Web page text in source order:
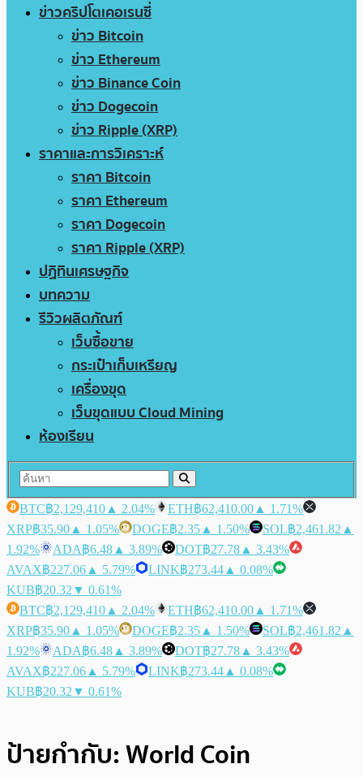
ข่าวคริปโตเคอเรนซี่
ข่าว Bitcoin
ข่าว Ethereum
ข่าว Binance Coin
ข่าว Dogecoin
ข่าว Ripple (XRP)
ราคาและการวิเคราะห์
ราคา Bitcoin
ราคา Ethereum
ราคา Dogecoin
ราคา Ripple (XRP)
ปฏิทินเศรษฐกิจ
บทความ
รีวิวผลิตภัณฑ์
เว็บซื้อขาย
กระเป๋าเก็บเหรียญ
เครื่องขุด
เว็บขุดแบบ Cloud Mining
ห้องเรียน
BTC฿2,129,410 ▲ 2.04% ETH฿62,410.00 ▲ 1.71%
XRP฿35.90 ▲ 1.05% DOGE฿2.35 ▲ 1.50% SOL฿2,461.82 ▲
1.92%
ADA฿6.48 ▲ 3.89% DOT฿27.78 ▲ 3.43%
AVAX฿227.06 ▲ 5.79% LINK฿273.44 ▲ 0.08%
KUB฿20.32 ▼ 0.61%
BTC฿2,129,410 ▲ 2.04% ETH฿62,410.00 ▲ 1.71%
XRP฿35.90 ▲ 1.05% DOGE฿2.35 ▲ 1.50% SOL฿2,461.82 ▲
1.92%
ADA฿6.48 ▲ 3.89% DOT฿27.78 ▲ 3.43%
AVAX฿227.06 ▲ 5.79% LINK฿273.44 ▲ 0.08%
KUB฿20.32 ▼ 0.61%
ป้ายกำกับ:World Coin